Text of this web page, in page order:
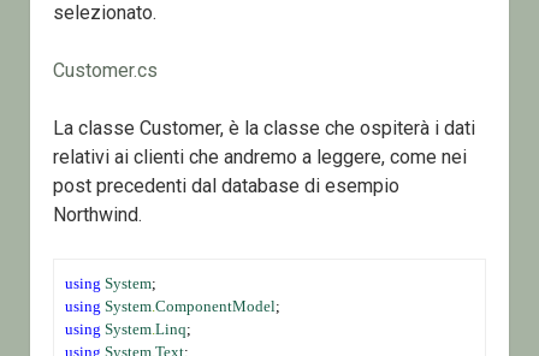
selezionato.
Customer.cs
La classe Customer, è la classe che ospiterà i dati
relativi ai clienti che andremo a leggere, come nei
post precedenti dal database di esempio
Northwind.
using System;
using System.ComponentModel;
using System.Linq;
using System.Text;